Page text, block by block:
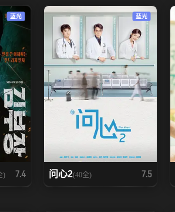
蓝光
) 7.4
蓝光
问心2(40全) 7.5